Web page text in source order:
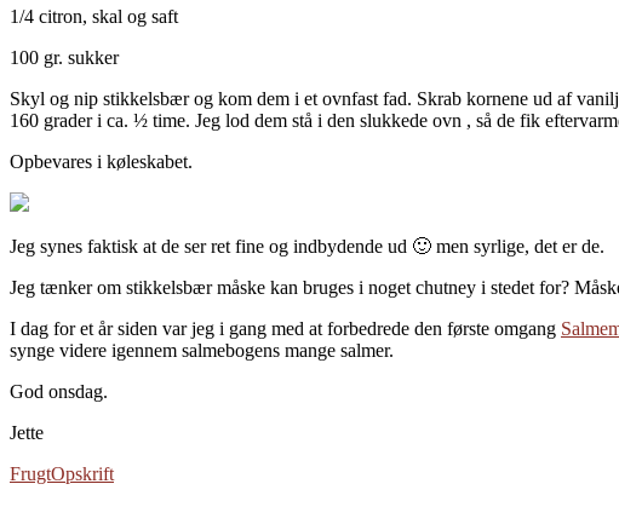
1/4 citron, skal og saft
100 gr. sukker
Skyl og nip stikkelsbær og kom dem i et ovnfast fad. Skrab kornene ud af
160 grader i ca. ½ time. Jeg lod dem stå i den slukkede ovn , så de fik
Opbevares i køleskabet.
Jeg synes faktisk at de ser ret fine og indbydende ud 🙂 men syrlige, det er de.
Jeg tænker om stikkelsbær måske kan bruges i noget chutney i stedet for?
I dag for et år siden var jeg i gang med at forbedrede den første omgang
synge videre igennem salmebogens mange salmer.
God onsdag.
Jette
FrugtOpskrift